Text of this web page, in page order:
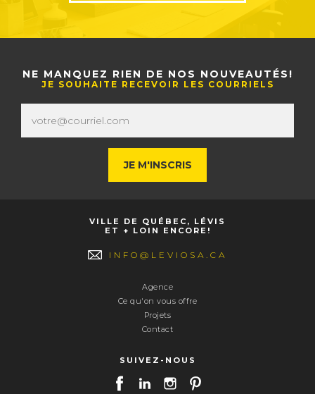
NE MANQUEZ RIEN DE NOS NOUVEAUTÉS!
JE SOUHAITE RECEVOIR LES COURRIELS
VILLE DE QUÉBEC, LÉVIS
ET + LOIN ENCORE!
INFO@LEVIOSA.CA
Agence
Ce qu'on vous offre
Projets
Contact
SUIVEZ-NOUS